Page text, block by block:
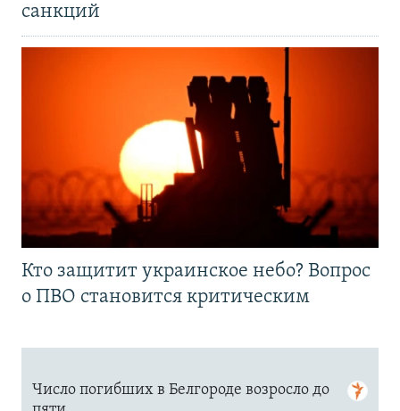
санкций
Кто защитит украинское небо? Вопрос
о ПВО становится критическим